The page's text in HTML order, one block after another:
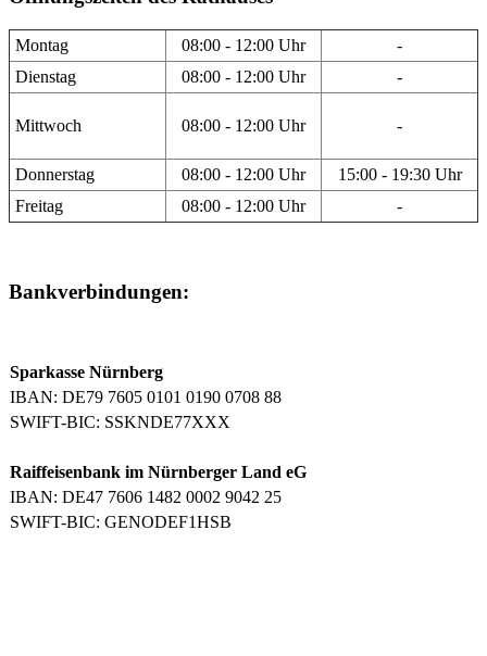
Montag 08:00 - 12:00 Uhr
-
Dienstag
08:00 - 12:00 Uhr -
Mittwoch 08:00 - 12:00 Uhr -
Donnerstag 08:00 - 12:00 Uhr
15:00 - 19:30 Uhr
Freitag
08:00 - 12:00 Uhr -
Bankverbindungen:
Sparkasse Nürnberg
IBAN: DE79 7605 0101 0190 0708 88
SWIFT-BIC: SSKNDE77XXX
Raiffeisenbank im Nürnberger Land eG
IBAN: DE47 7606 1482 0002 9042 25
SWIFT-BIC: GENODEF1HSB